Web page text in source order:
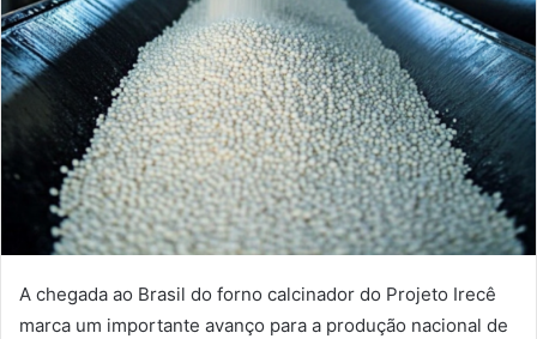
A chegada ao Brasil do forno calcinador do Projeto Irecê
marca um importante avanço para a produção nacional de